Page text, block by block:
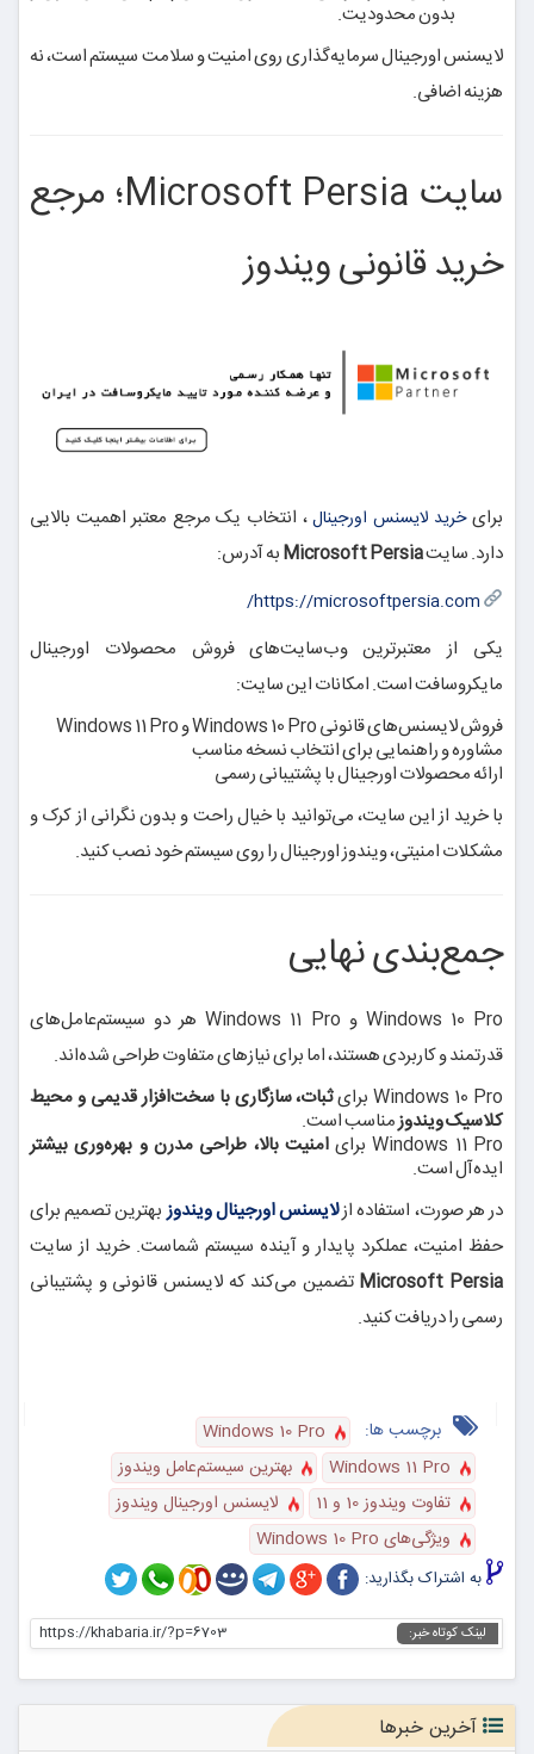
بدون محدودیت.
لایسنس اورجینال سرمایه‌گذاری روی امنیت و سلامت سیستم است، نه
هزینه اضافی.
سایت Microsoft Persia؛ مرجع
خرید قانونی ویندوز
برایخرید لایسنس اورجینال، انتخاب یک مرجع معتبر اهمیت بالایی
دارد. سایتMicrosoft Persiaبه آدرس:
https://microsoftpersia.com/
یکی از معتبرترین وب‌سایت‌های فروش محصولات اورجینال
مایکروسافت است. امکانات این سایت:
فروش لایسنس‌های قانونی Windows 10 Pro و Windows 11 Pro
مشاوره و راهنمایی برای انتخاب نسخه مناسب
ارائه محصولات اورجینال با پشتیبانی رسمی
با خرید از این سایت، می‌توانید با خیال راحت و بدون نگرانی از کرک و
مشکلات امنیتی، ویندوز اورجینال را روی سیستم خود نصب کنید.
جمع‌بندی نهایی
Windows 10 Pro و Windows 11 Pro هر دو سیستم‌عامل‌های
قدرتمند و کاربردی هستند، اما برای نیازهای متفاوت طراحی شده‌اند.
Windows 10 Pro برای
ثبات، سازگاری با سخت‌افزار قدیمی و محیط
کلاسیک ویندوزمناسب است.
Windows 11 Pro برای
امنیت بالا، طراحی مدرن و بهره‌وری بیشتر
ایده‌آل است.
در هر صورت، استفاده ازلایسنس اورجینال ویندوزبهترین تصمیم برای
حفظ امنیت، عملکرد پایدار و آینده سیستم شماست. خرید از سایت
Microsoft Persia تضمین می‌کند که لایسنس قانونی و پشتیبانی
رسمی را دریافت کنید.
برچسب ها:
Windows 10 Pro
Windows 11 Pro
بهترین سیستم‌عامل ویندوز
تفاوت ویندوز 10 و 11
لایسنس اورجینال ویندوز
ویژگی‌های Windows 10 Pro
به اشتراک بگذارید:
لینک کوتاه خبر: https://khabaria.ir/?p=6703
آخرین خبرها